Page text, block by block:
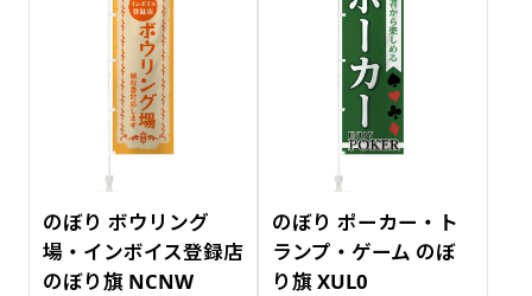
のぼり ボウリング
場・インボイス登録店
のぼり旗 NCNW
のぼり ポーカー・ト
ランプ・ゲーム のぼ
り旗 XUL0